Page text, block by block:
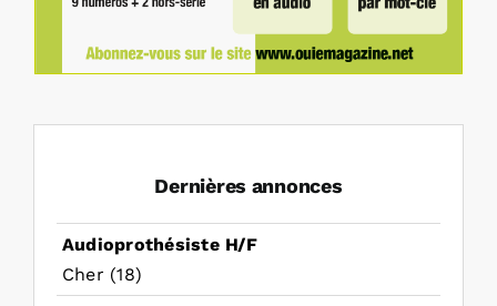
Dernières annonces
Audioprothésiste H/F
Cher (18)